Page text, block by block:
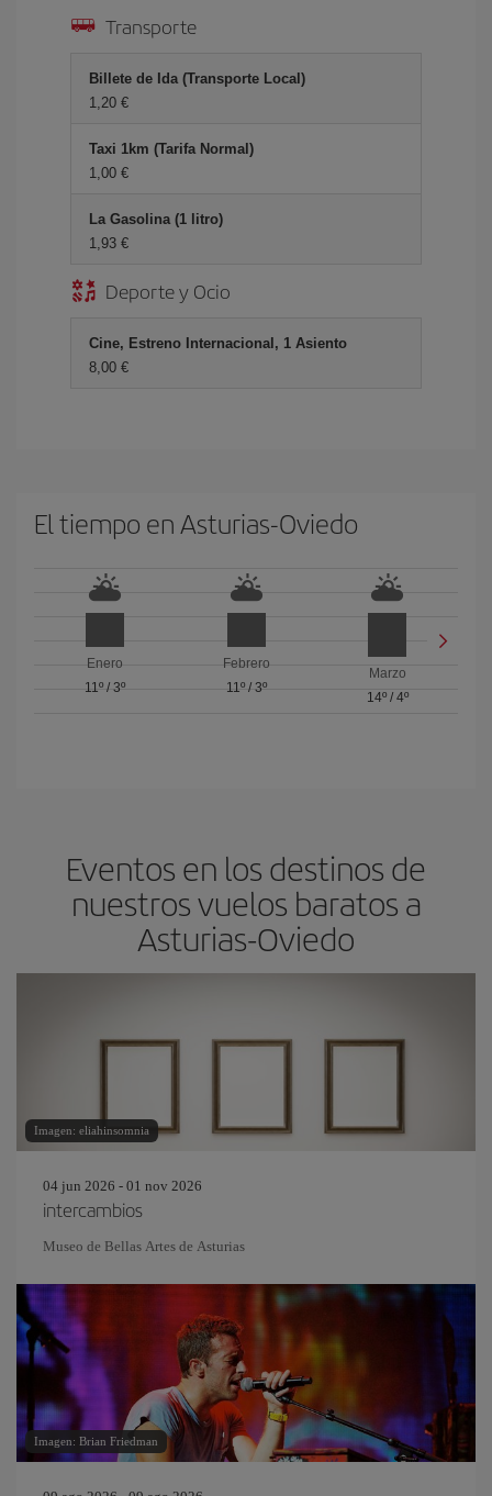
Transporte
Billete de Ida (Transporte Local)
1,20 €
Taxi 1km (Tarifa Normal)
1,00 €
La Gasolina (1 litro)
1,93 €
Deporte y Ocio
Cine, Estreno Internacional, 1 Asiento
8,00 €
El tiempo en Asturias-Oviedo
Enero
11º/ 3º
Febrero
11º/ 3º
Marzo
14º/ 4º
Eventos en los destinos de
nuestros vuelos baratos a
Asturias-Oviedo
Imagen: eliahinsomnia
04 jun 2026 - 01 nov 2026
intercambios
Museo de Bellas Artes de Asturias
Imagen: Brian Friedman